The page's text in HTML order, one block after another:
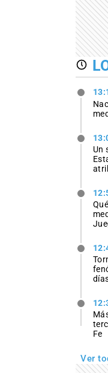
Un
Fe
Ver